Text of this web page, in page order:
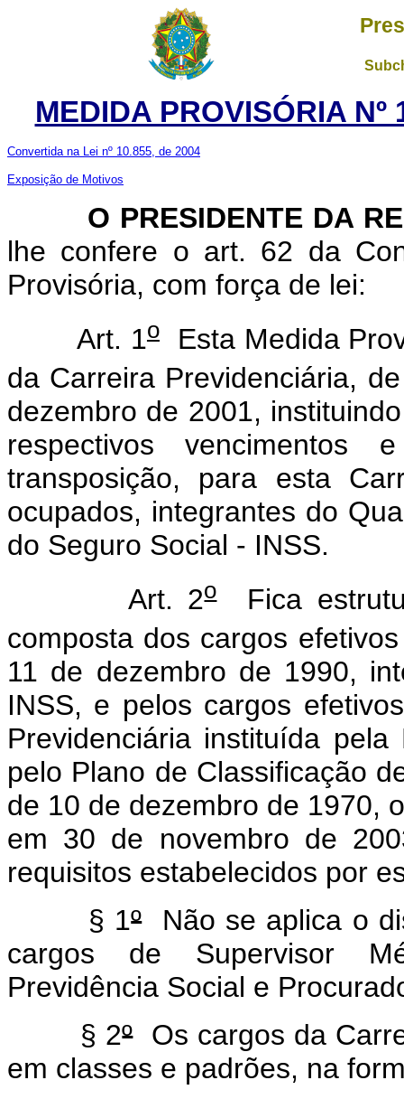
MEDIDA PROVISÓRIA Nº
Convertida na Lei nº 10.855, de 2004
Exposição de Motivos
O PRESIDENTE DA
lhe confere o art. 62 da
Provisória, com força de lei:
Art. 1oEsta Medida
da Carreira Previdenciária,
dezembro de 2001,
respectivos
transposição, para esta
ocupados, integrantes do
do Seguro Social - INSS.
Art. 2oFica
composta dos cargos
11 de dezembro de 1990,
INSS, e pelos cargos
Previdenciária instituída pela
pelo Plano de Classificação
de 10 de dezembro de 1970,
em 30 de novembro de
requisitos estabelecidos por
§ 1ºNão se aplica o
cargos de Supervisor
Previdência Social e
§ 2ºOs cargos da
em classes e padrões, na